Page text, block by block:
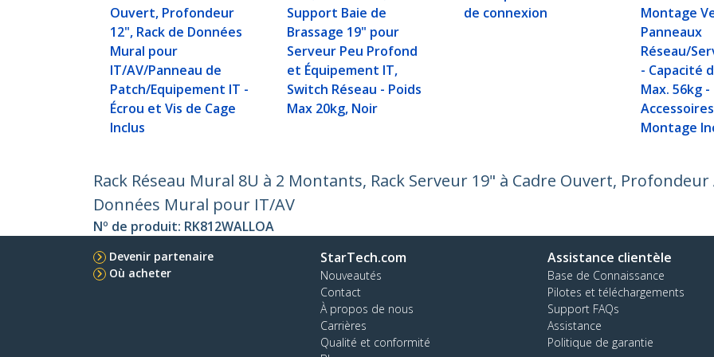
Ouvert, Profondeur
12", Rack de Données
Mural pour
IT/AV/Panneau de
Patch/Equipement IT -
Écrou et Vis de Cage
Inclus
Support Baie de
Brassage 19" pour
Serveur Peu Profond
et Équipement IT,
Switch Réseau - Poids
Max 20kg, Noir
de connexion
Montage
Panneaux
Réseau/
- Capacité
Max. 56kg -
Montage
Rack Réseau Mural 8U à 2 Montants, Rack Serveur 19" à Cadre Ouvert, Profondeur
Données Mural pour IT/AV
Nº de produit: RK812WALLOA
Devenir partenaire
Où acheter
StarTech.com
Nouveautés
Contact
À propos de nous
Carrières
Qualité et conformité
Assistance clientèle
Base de Connaissance
Pilotes et téléchargements
Support FAQs
Assistance
Politique de garantie